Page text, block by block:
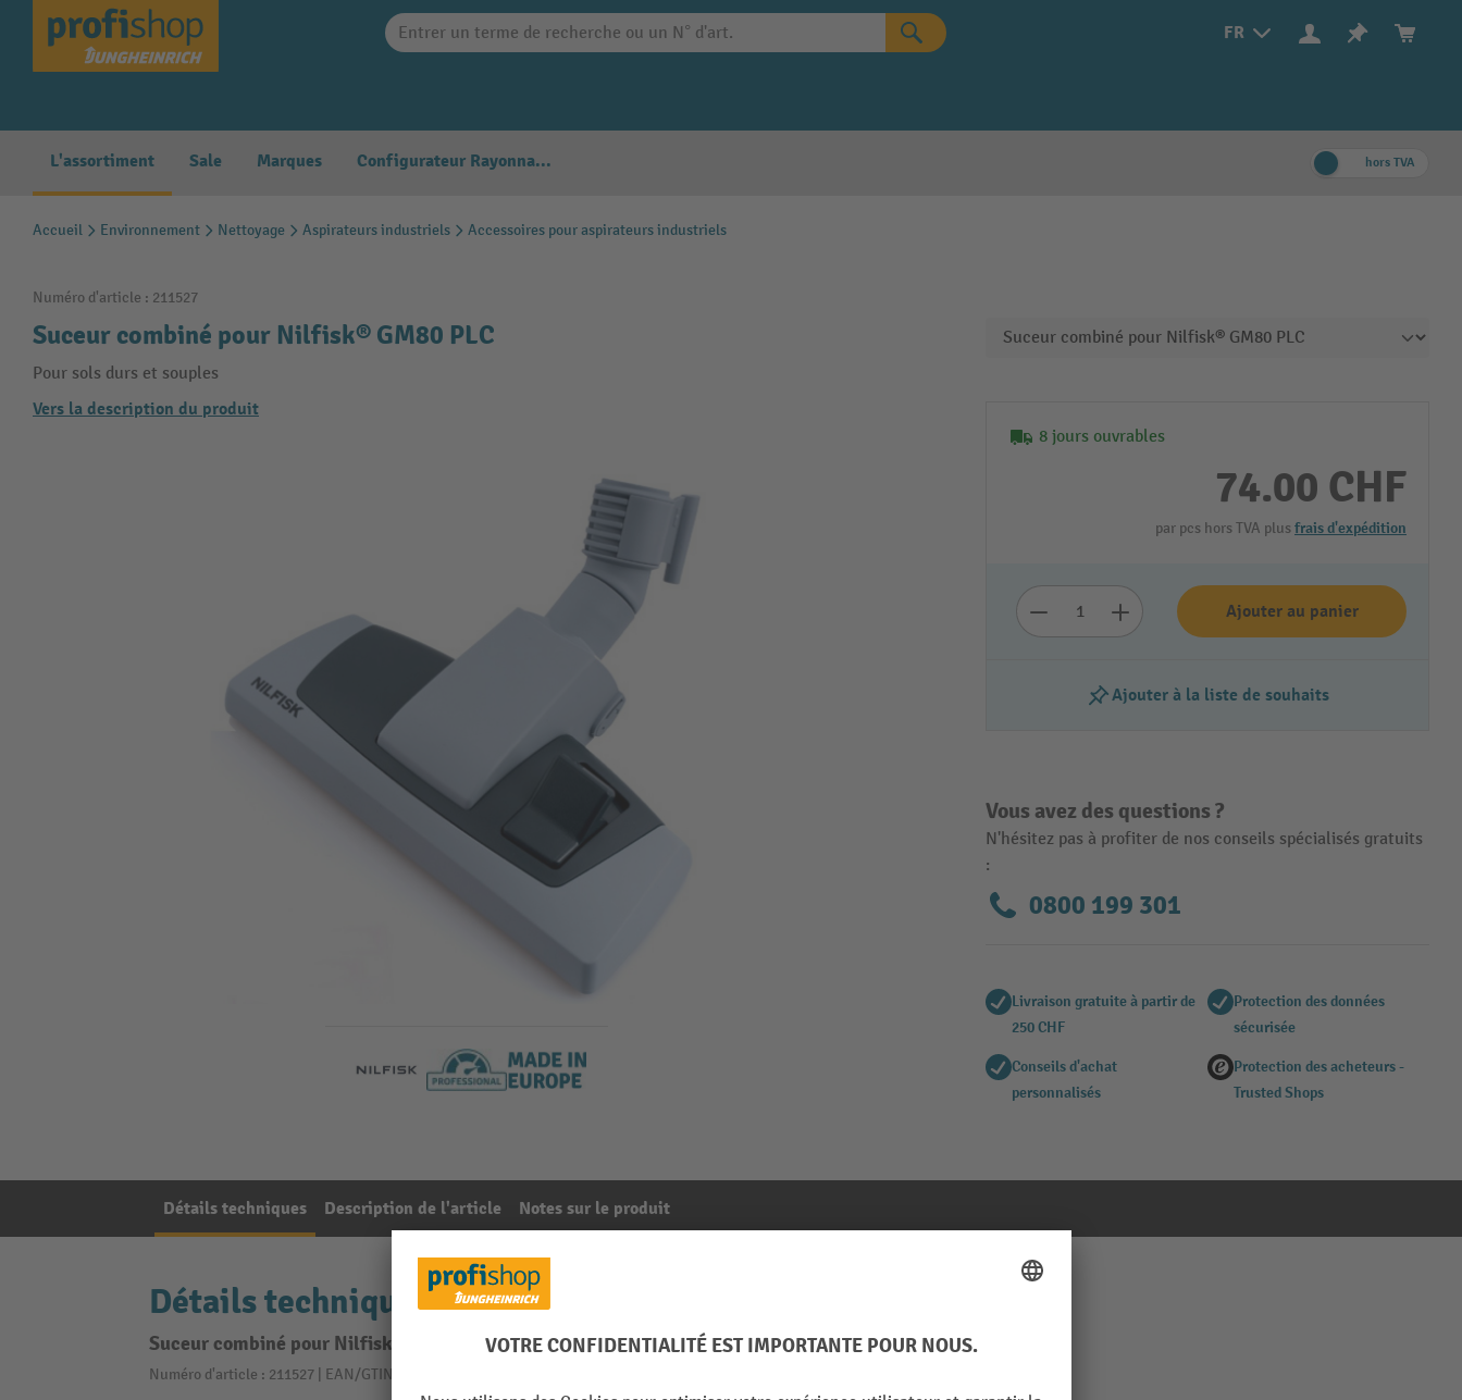
Skip to main navigation FR
L'assortiment Sale Marques Configurateur Rayonnages hors TVA
Accueil Environnement Nettoyage Aspirateurs industriels Accessoires pour aspirateurs industriels
Numéro d'article : 211527
Suceur combiné pour Nilfisk® GM80 PLC
Pour sols durs et souples
Vers la description du produit
8 jours ouvrables
74.00 CHF
par pcs hors TVA plus frais d'expédition
Ajouter au panier
Ajouter à la liste de souhaits
Vous avez des questions ?
N'hésitez pas à profiter de nos conseils spécialisés gratuits
:
0800 199 301
Livraison gratuite à partir de
250 CHF
Protection des données
sécurisée
Conseils d'achat
personnalisés
Protection des acheteurs -
Trusted Shops
Détails techniques Description de l'article Notes sur le produit
Détails techniques
Suceur combiné pour Nilfisk® GM80 PLC
Numéro d'article : 211527 | EAN/GTIN: 7319519629361